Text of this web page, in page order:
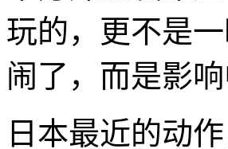
玩的，更不是
闹了，而是影
日本最近的动